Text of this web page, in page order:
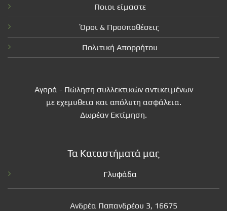
Ποιοι είμαστε
Όροι & Προϋποθέσεις
Πολιτική Απορρήτου
Αγορά - Πώληση συλλεκτικών αντικειμένων
με εχεμυθεια και απόλυτη ασφάλεια.
Δωρέαν Εκτίμηση.
Τα Καταστήματά μας
Γλυφάδα
Ανδρέα Παπανδρέου 3, 16675